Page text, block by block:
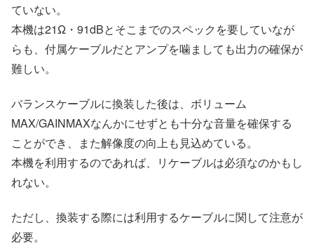
ていない。
本機は21Ω・91dBとそこまでのスペックを要していなが
らも、付属ケーブルだとアンプを噛ましても出力の確保が
難しい。
バランスケーブルに換装した後は、ボリューム
MAX/GAINMAXなんかにせずとも十分な音量を確保する
ことができ、また解像度の向上も見込めている。
本機を利用するのであれば、リケーブルは必須なのかもし
れない。
ただし、換装する際には利用するケーブルに関して注意が
必要。